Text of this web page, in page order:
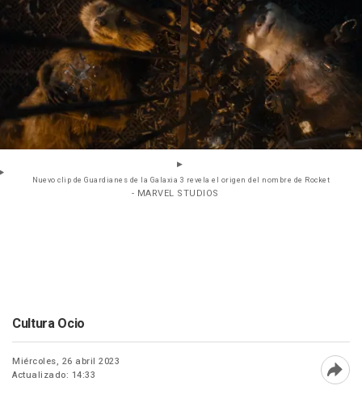
Nuevo clip de Guardianes de la Galaxia 3 revela el origen del nombre de Rocket
- MARVEL STUDIOS
Cultura Ocio
Miércoles, 26 abril 2023
Actualizado: 14:33